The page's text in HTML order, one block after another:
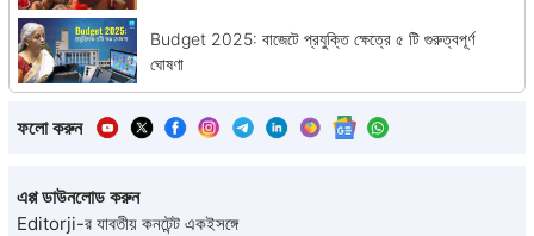
Budget 2025: বাজেটে প্রযুক্তি ক্ষেত্রে ৫ টি গুরুত্বপূর্ণ
ঘোষণা
ফলো করুন
এপ্প ডাউনলোড করুন
Editorji-র যাবতীয় কনটেন্ট একইসঙ্গে